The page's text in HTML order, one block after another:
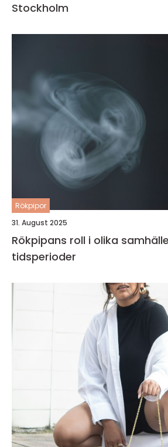
Stockholm
Rökpipor
31. August 2025
Rökpipans roll i olika
tidsperioder